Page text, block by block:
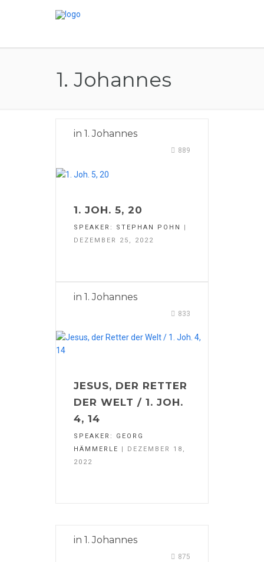
1. Johannes
in 1. Johannes
889
1. JOH. 5, 20
SPEAKER: STEPHAN POHN
DEZEMBER 25, 2022
in 1. Johannes
833
JESUS, DER RETTER
DER WELT / 1. JOH.
4, 14
SPEAKER: GEORG
HÄMMERLE
| DEZEMBER 18,
2022
in 1. Johannes
875